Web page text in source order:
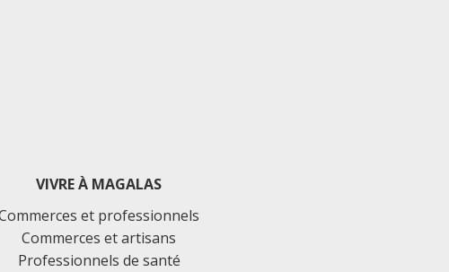
VIVRE À MAGALAS
et professionnels
Commerces et artisans
Professionnels de santé